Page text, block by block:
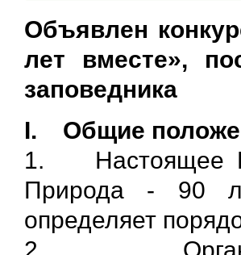
Объявлен
лет вместе»,
заповедника
I. Общие
1. Настоящее
Природа - 90
определяет